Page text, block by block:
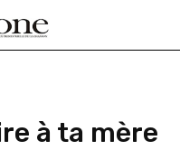
à ta mère